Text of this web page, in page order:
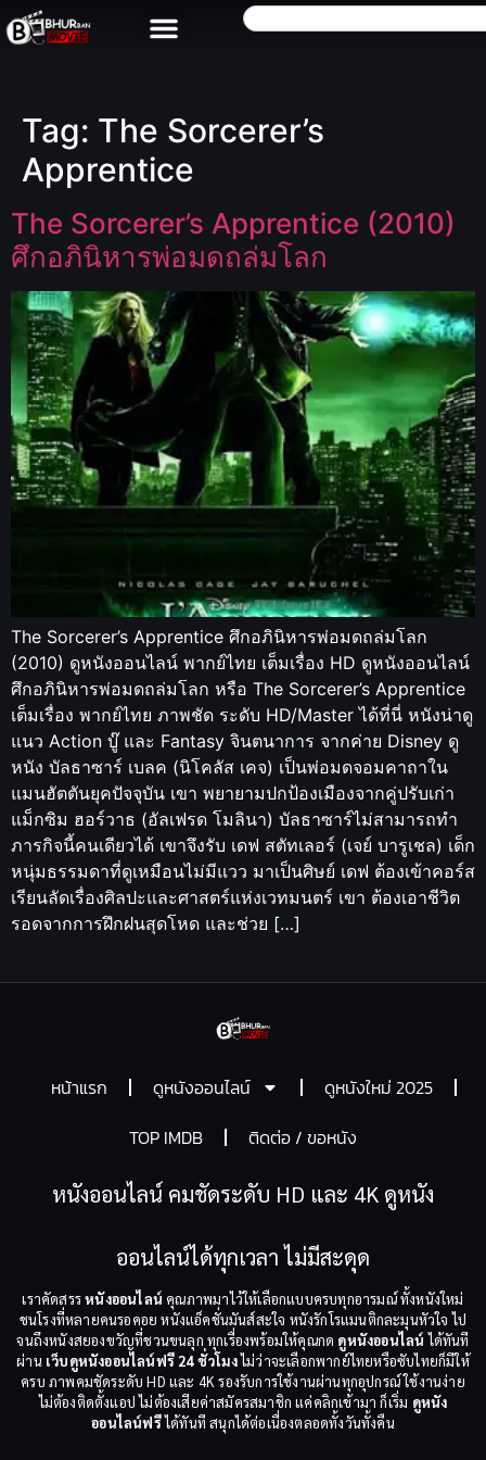
Tag: The Sorcerer’s
Apprentice
The Sorcerer’s Apprentice (2010)
ศึกอภินิหารพ่อมดถล่มโลก
The Sorcerer’s Apprentice ศึกอภินิหารพ่อมดถล่มโลก
(2010) ดูหนังออนไลน์ พากย์ไทย เต็มเรื่อง HD ดูหนังออนไลน์
ศึกอภินิหารพ่อมดถล่มโลก หรือ The Sorcerer’s Apprentice
เต็มเรื่อง พากย์ไทย ภาพชัด ระดับ HD/Master ได้ที่นี่ หนังน่าดู
แนว Action บู๊ และ Fantasy จินตนาการ จากค่าย Disney ดู
หนัง บัลธาซาร์ เบลค (นิโคลัส เคจ) เป็นพ่อมดจอมคาถาใน
แมนฮัตตันยุคปัจจุบัน เขา พยายามปกป้องเมืองจากคู่ปรับเก่า
แม็กซิม ฮอร์วาธ (อัลเฟรด โมลินา) บัลธาซาร์ไม่สามารถทำ
ภารกิจนี้คนเดียวได้ เขาจึงรับ เดฟ สตัทเลอร์ (เจย์ บารูเชล) เด็ก
หนุ่มธรรมดาที่ดูเหมือนไม่มีแวว มาเป็นศิษย์ เดฟ ต้องเข้าคอร์ส
เรียนลัดเรื่องศิลปะและศาสตร์แห่งเวทมนตร์ เขา ต้องเอาชีวิต
รอดจากการฝึกฝนสุดโหด และช่วย […]
หน้าแรก ดูหนังออนไลน์
ดูหนังใหม่ 2025
TOP IMDB
ติดต่อ / ขอหนัง
หนังออนไลน์ คมชัดระดับ HD และ 4K ดูหนัง
ออนไลน์ได้ทุกเวลา ไม่มีสะดุด
เราคัดสรรหนังออนไลน์ คุณภาพมาไว้ให้เลือกแบบครบทุกอารมณ์ ทั้งหนังใหม่
ชนโรงที่หลายคนรอคอย หนังแอ็คชั่นมันส์สะใจ หนังรักโรแมนติกละมุนหัวใจ ไป
จนถึงหนังสยองขวัญที่ชวนขนลุก ทุกเรื่องพร้อมให้คุณกด ดูหนังออนไลน์ ได้ทันที
ผ่าน เว็บดูหนังออนไลน์ฟรี 24 ชั่วโมงไม่ว่าจะเลือกพากย์ไทยหรือซับไทยก็มีให้
ครบ ภาพคมชัดระดับ HD และ 4K รองรับการใช้งานผ่านทุกอุปกรณ์ ใช้งานง่าย
ไม่ต้องติดตั้งแอป ไม่ต้องเสียค่าสมัครสมาชิก แค่คลิกเข้ามา ก็เริ่ม ดูหนัง
ออนไลน์ฟรีได้ทันที สนุกได้ต่อเนื่องตลอดทั้งวันทั้งคืน